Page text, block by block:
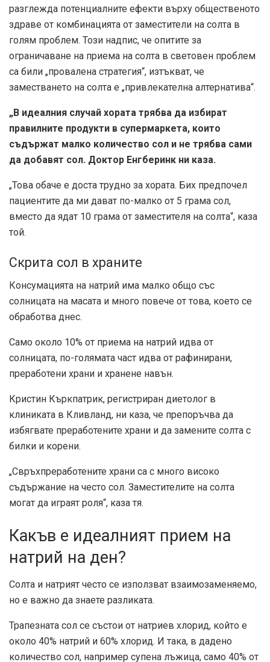
разглежда потенциалните ефекти върху общественото
здраве от комбинацията от заместители на солта в
голям проблем. Този надпис, че опитите за
ограничаване на приема на солта в световен проблем
са били „провалена стратегия“, изтъкват, че
заместването на солта е „привлекателна алтернатива“.
„В идеалния случай хората трябва да избират
правилните продукти в супермаркета, които
съдържат малко количество сол и не трябва сами
да добавят сол. Доктор Енгберинк ни каза.
„Това обаче е доста трудно за хората. Бих предпочел
пациентите да ми дават по-малко от 5 грама сол,
вместо да ядат 10 грама от заместителя на солта“, каза
той.
Скрита сол в храните
Консумацията на натрий има малко общо със
солницата на масата и много повече от това, което се
обработва днес.
Само около 10% от приема на натрий идва от
солницата, по-голямата част идва от рафинирани,
преработени храни и хранене навън.
Кристин Къркпатрик, регистриран диетолог в
клиниката в Кливланд, ни каза, че препоръчва да
избягвате преработените храни и да замените солта с
билки и корени.
„Свръхпреработените храни са с много високо
съдържание на често сол. Заместителите на солта
могат да играят роля“, каза тя.
Какъв е идеалният прием на
натрий на ден?
Солта и натрият често се използват взаимозаменяемо,
но е важно да знаете разликата.
Трапезната сол се състои от натриев хлорид, който е
около 40% натрий и 60% хлорид. И така, в дадено
количество сол, например супена лъжица, само 40% от